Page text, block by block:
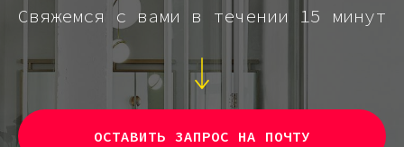
Свяжемся с вами в течении 15 минут
ОСТАВИТЬ ЗАПРОС НА ПОЧТУ